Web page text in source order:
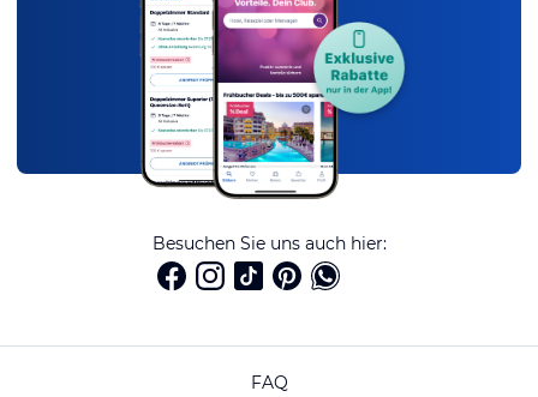
Besuchen Sie uns auch hier:
FAQ